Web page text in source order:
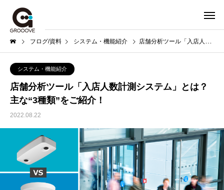
ブログ/資料 システム・機能紹介 店舗分析ツール「入店人数計測システム」とは？ 主な“3種類”をご紹介！
システム・機能紹介
店舗分析ツール「入店人数計測システム」とは？
主な“3種類”をご紹介！
2022.08.22